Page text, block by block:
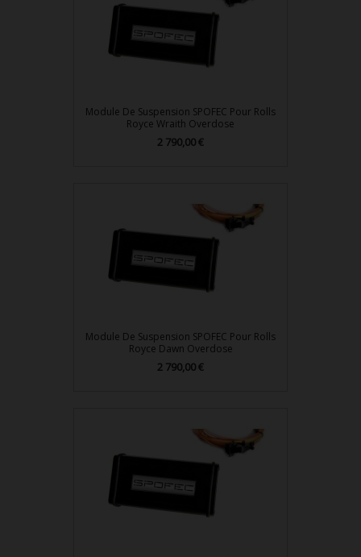
Module De Suspension SPOFEC Pour Rolls
Royce Wraith Overdose
Prix
2 790,00 €
Module De Suspension SPOFEC Pour Rolls
Royce Dawn Overdose
Prix
2 790,00 €